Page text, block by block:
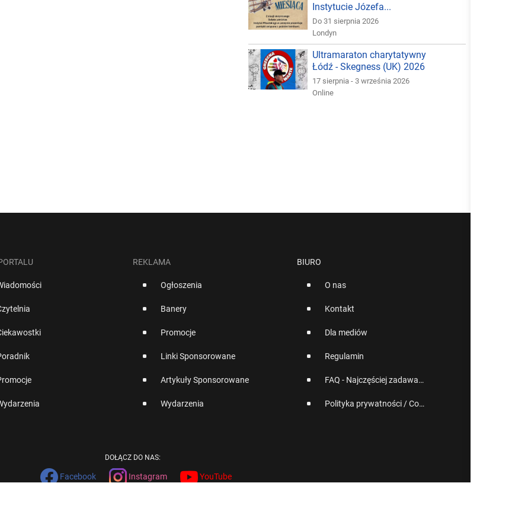
Instytucie Józefa...
Do 31 sierpnia 2026
Londyn
Ultramaraton charytatywny
Łódź - Skegness (UK) 2026
17 sierpnia - 3 września 2026
Online
REKLAMA
Ogłoszenia
Banery
Promocje
Linki Sponsorowane
Artykuły Sponsorowane
Wydarzenia
BIURO
O nas
Kontakt
Dla mediów
Regulamin
FAQ - Najczęściej zadawane pytania
Polityka prywatności / Cookies
DOŁĄCZ DO NAS:
Facebook Instagram YouTube